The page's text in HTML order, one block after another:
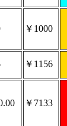
￥1000
￥1156
￥7133